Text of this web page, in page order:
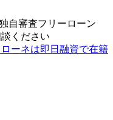
自審査フリーローン
ください
ーネは即日融資で在籍